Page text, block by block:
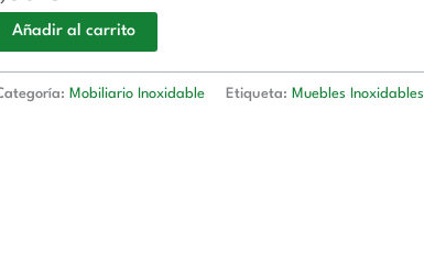
Añadir al carrito
Mobiliario Inoxidable Etiqueta: Muebles Inoxidables